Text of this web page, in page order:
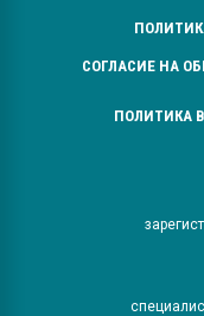
СОГЛАСИЕ НА
ПОЛИТИКА